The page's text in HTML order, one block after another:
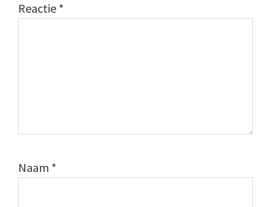
Reactie *
Naam *